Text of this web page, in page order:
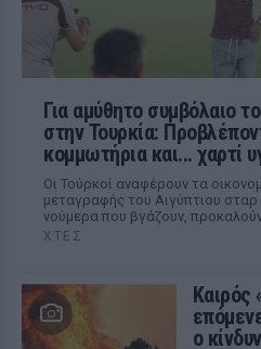
Για αμύθητο συμβόλαιο
στην Τουρκία:
κομμωτήρια και... χαρτί
Οι Τούρκοί αναφέρουν τα
μεταγραφής του Αιγύπτιου
νούμερα που βγάζουν, προκαλούν
ΧΤΕΣ
Καιρός
ο